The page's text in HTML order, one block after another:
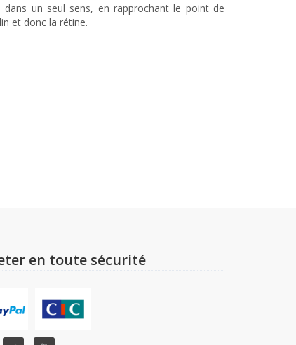
un seul sens, en rapprochant le point de
et donc la rétine.
en toute sécurité